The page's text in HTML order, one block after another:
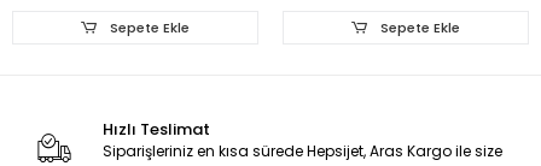
Sepete Ekle Sepete Ekle
Hızlı Teslimat
Siparişleriniz en kısa sürede Hepsijet, Aras Kargo ile size